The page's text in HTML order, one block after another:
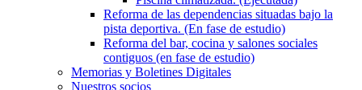
Reforma de las dependencias situadas bajo la
pista deportiva. (En fase de estudio)
Reforma del bar, cocina y salones sociales
contiguos (en fase de estudio)
Memorias y Boletines Digitales
Nuestros socios